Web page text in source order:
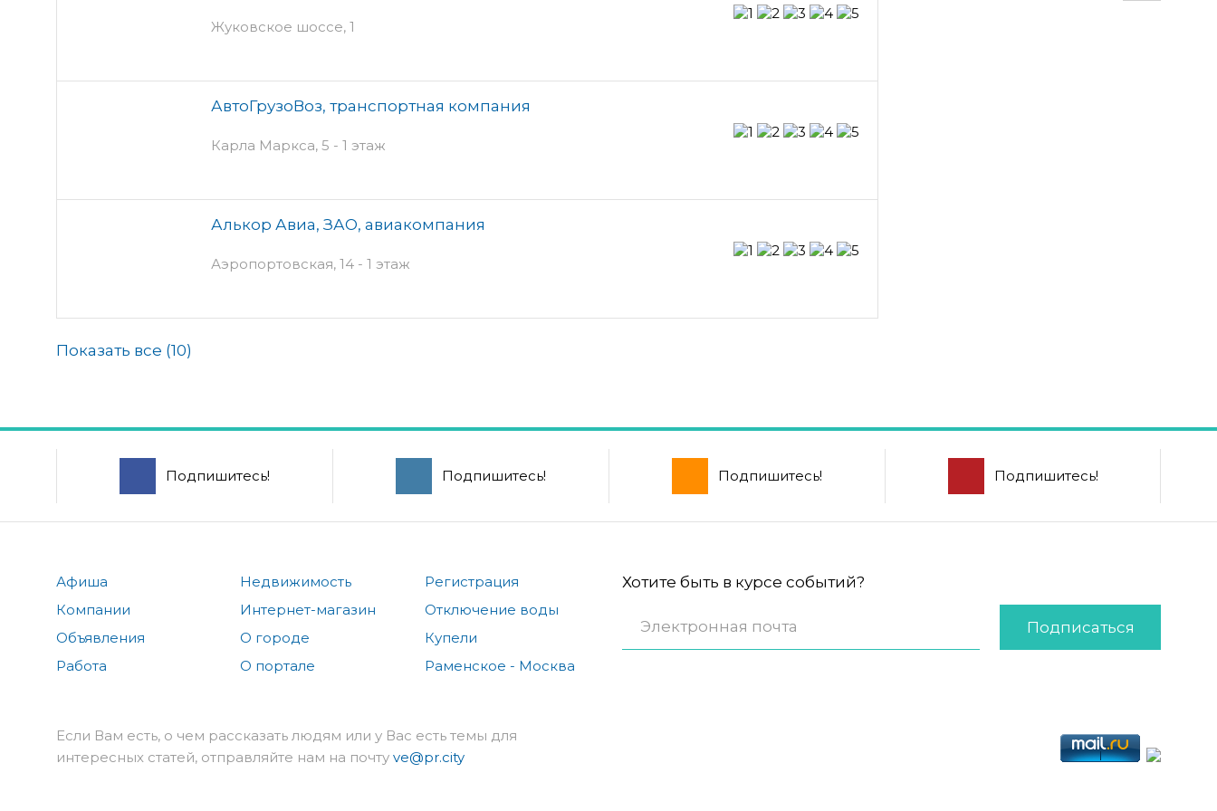
Жуковское шоссе, 1
АвтоГрузоВоз, транспортная компания
Карла Маркса, 5 - 1 этаж
Алькор Авиа, ЗАО, авиакомпания
Аэропортовская, 14 - 1 этаж
Показать все (10)
Подпишитесь! Подпишитесь! Подпишитесь! Подпишитесь!
Афиша
Компании
Объявления
Работа
Недвижимость
Интернет-магазин
О городе
О портале
Регистрация
Отключение воды
Купели
Раменское - Москва
Хотите быть в курсе событий?
Подписаться
Если Вам есть, о чем рассказать людям или у Вас есть темы для
интересных статей, отправляйте нам на почту ve@pr.city